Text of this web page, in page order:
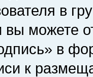
в
вы можете
в
к